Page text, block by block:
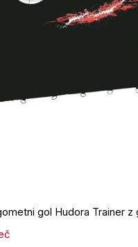
gol Hudora Trainer z